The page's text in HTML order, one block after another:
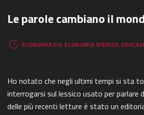
Le parole cambiano il
ECONOMIA 0.0, ECONOMIA SFERICA,
Ho notato che negli ultimi tempi si sta
interrogarsi sul lessico usato per parlare
delle più recenti letture è stato un